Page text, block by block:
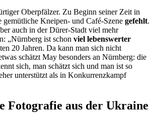
Oberpfälzer. Zu Beginn seiner Zeit in
Kneipen- und Café-Szene gefehlt.
auch in der Dürer-Stadt viel mehr
„Nürnberg ist schon viel lebenswerter
20 Jahren. Da kann man sich nicht
schätzt May besonders an Nürnberg: die
sich, man schätzt sich und man ist so
unterstützt als in Konkurrenzkampf
Fotografie aus der Ukraine